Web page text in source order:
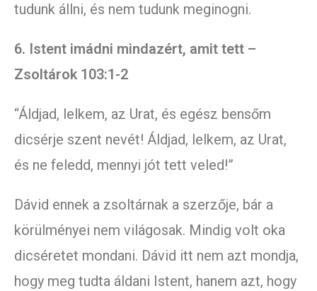
tudunk állni, és nem tudunk meginogni.
6. Istent imádni mindazért, amit tett –
Zsoltárok 103:1-2
“Áldjad, lelkem, az Urat, és egész bensőm
dicsérje szent nevét! Áldjad, lelkem, az Urat,
és ne feledd, mennyi jót tett veled!”
Dávid ennek a zsoltárnak a szerzője, bár a
körülményei nem világosak. Mindig volt oka
dicséretet mondani. Dávid itt nem azt mondja,
hogy meg tudta áldani Istent, hanem azt, hogy